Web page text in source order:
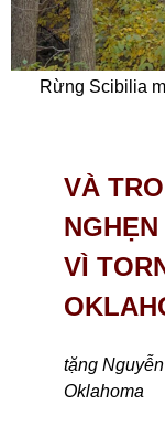
Rừng Scibilia
VÀ
NGHẸN
VÌ
tặng
Oklahoma